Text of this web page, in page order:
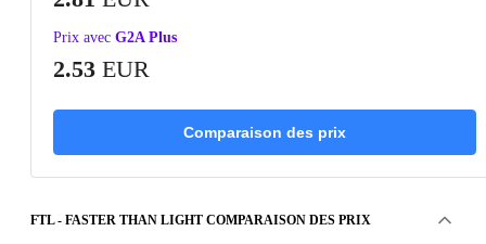
Prix avec G2A Plus
2.53 EUR
Comparaison des prix
FTL - FASTER THAN LIGHT COMPARAISON DES PRIX